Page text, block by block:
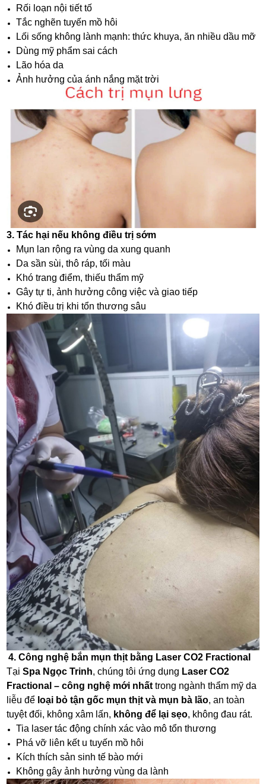
Rối loạn nội tiết tố
Tắc nghẽn tuyến mồ hôi
Lối sống không lành mạnh: thức khuya, ăn nhiều dầu mỡ
Dùng mỹ phẩm sai cách
Lão hóa da
Ảnh hưởng của ánh nắng mặt trời
3. Tác hại nếu không điều trị sớm
Mụn lan rộng ra vùng da xung quanh
Da sần sùi, thô ráp, tối màu
Khó trang điểm, thiếu thẩm mỹ
Gây tự ti, ảnh hưởng công việc và giao tiếp
Khó điều trị khi tổn thương sâu
4. Công nghệ bắn mụn thịt bằng Laser CO2 Fractional
TạiSpa Ngọc Trinh, chúng tôi ứng dụng Laser CO2
Fractional – công nghệ mới nhấttrong ngành thẩm mỹ da
liễu để loại bỏ tận gốc mụn thịt và mụn bà lão, an toàn
tuyệt đối, không xâm lấn, không để lại sẹo, không đau rát.
Tia laser tác động chính xác vào mô tổn thương
Phá vỡ liên kết u tuyến mồ hôi
Kích thích sản sinh tế bào mới
Không gây ảnh hưởng vùng da lành